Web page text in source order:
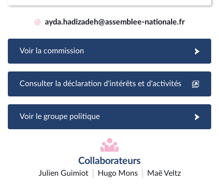
@ ayda.hadizadeh@assemblee-nationale.fr
Voir la commission
Consulter la déclaration d'intérêts et d'activités
Voir le groupe politique
Collaborateurs
Julien Guimiot Hugo Mons Maë Veltz